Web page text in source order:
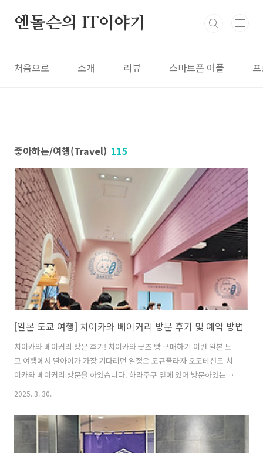
엔돌슨의 IT이야기
처음으로 소개 리뷰 스마트폰 어플
좋아하는/여행(Travel) 115
[일본 도쿄 여행] 치이카와 베이커리 방문 후기 및 예약 방법
치이카와 베이커리 방문 후기! 치이카와 굿즈 빵 구매하기 이번 일본 도
쿄 여행에서 딸아이가 가장 기다리던 일정은 도큐플라자 오모테산도 치
이카와 베이커리 방문을 하였습니다. 하라주쿠 옆에 있어 방문하였는데
요. 도쿄 오모테산도에 위치한 치이카와 베이커리는 최근 큰 인기를 끌고
을 받고 있는 캐릭터 테마 베이커리입니다. 여행 계획 초기부터 이곳을
필수 코스로 정했을 정도로 딸아이의 기대가 컸습니다. 다행히 일본에 거
주 중인 지인의 도움으로 예약부터 방문까지 순조롭게 진행할 수 있었습
2025. 3. 30.